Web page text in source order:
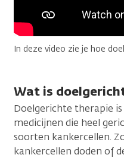
In deze video zie je hoe
Wat is
Doelgerichte therapie
medicijnen die heel
soorten kankercellen.
kankercellen doden of